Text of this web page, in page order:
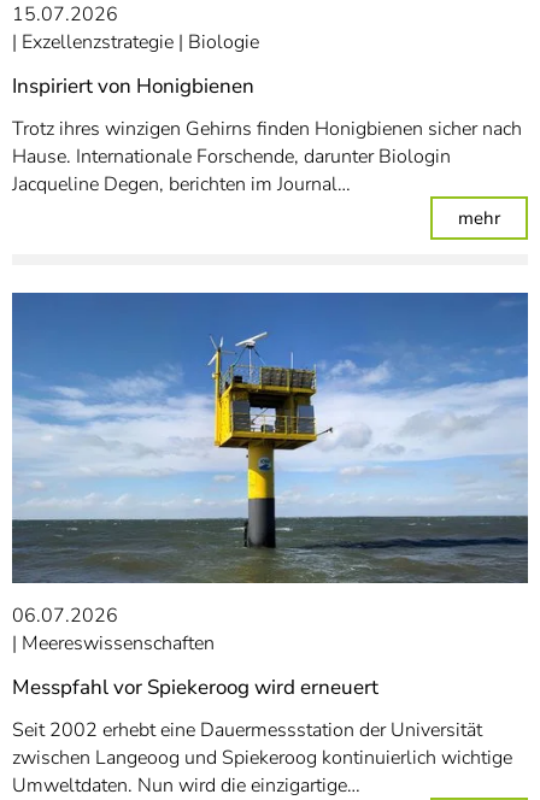
15.07.2026
Exzellenzstrategie Biologie
Inspiriert von Honigbienen
Trotz ihres winzigen Gehirns finden Honigbienen sicher nach
Hause. Internationale Forschende, darunter Biologin
Jacqueline Degen, berichten im Journal…
mehr:
06.07.2026
Meereswissenschaften
Messpfahl vor Spiekeroog wird erneuert
Seit 2002 erhebt eine Dauermessstation der Universität
zwischen Langeoog und Spiekeroog kontinuierlich wichtige
Umweltdaten. Nun wird die einzigartige…